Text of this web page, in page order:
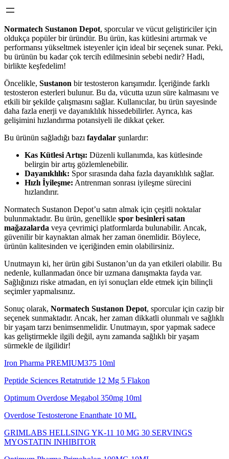
Normatech Sustanon Depot, sporcular ve vücut geliştiriciler için
oldukça popüler bir üründür. Bu ürün, kas kütlesini artırmak ve
performansı yükseltmek isteyenler için ideal bir seçenek sunar. Peki,
bu ürünün bu kadar çok tercih edilmesinin sebebi nedir? Hadi,
birlikte keşfedelim!
Öncelikle, Sustanon bir testosteron karışımıdır. İçeriğinde farklı
testosteron esterleri bulunur. Bu da, vücutta uzun süre kalmasını ve
etkili bir şekilde çalışmasını sağlar. Kullanıcılar, bu ürün sayesinde
daha fazla enerji ve dayanıklılık hissedebilirler. Ayrıca, kas
gelişimini hızlandırma potansiyeli ile dikkat çeker.
Bu ürünün sağladığı bazı faydalar şunlardır:
Kas Kütlesi Artışı: Düzenli kullanımda, kas kütlesinde
belirgin bir artış gözlemlenebilir.
Dayanıklılık: Spor sırasında daha fazla dayanıklılık sağlar.
Hızlı İyileşme: Antrenman sonrası iyileşme sürecini
hızlandırır.
Normatech Sustanon Depot’u satın almak için çeşitli noktalar
bulunmaktadır. Bu ürün, genellikle spor besinleri satan
mağazalarda veya çevrimiçi platformlarda bulunabilir. Ancak,
güvenilir bir kaynaktan almak her zaman önemlidir. Böylece,
ürünün kalitesinden ve içeriğinden emin olabilirsiniz.
Unutmayın ki, her ürün gibi Sustanon’un da yan etkileri olabilir. Bu
nedenle, kullanmadan önce bir uzmana danışmakta fayda var.
Sağlığınızı riske atmadan, en iyi sonuçları elde etmek için bilinçli
seçimler yapmalısınız.
Sonuç olarak, Normatech Sustanon Depot, sporcular için cazip bir
seçenek sunmaktadır. Ancak, her zaman dikkatli olunmalı ve sağlıklı
bir yaşam tarzı benimsenmelidir. Unutmayın, spor yapmak sadece
kas geliştirmekle ilgili değil, aynı zamanda sağlıklı bir yaşam
sürmekle de ilgilidir!
Iron Pharma PREMIUM375 10ml
Peptide Sciences Retatrutide 12 Mg 5 Flakon
Optimum Overdose Megabol 350mg 10ml
Overdose Testosterone Enanthate 10 ML
GRIMLABS HELLSING YK-11 10 MG 30 SERVINGS
MYOSTATIN INHIBITOR